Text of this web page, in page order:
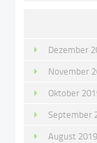
Dezember
November
Oktober
September
August 2019